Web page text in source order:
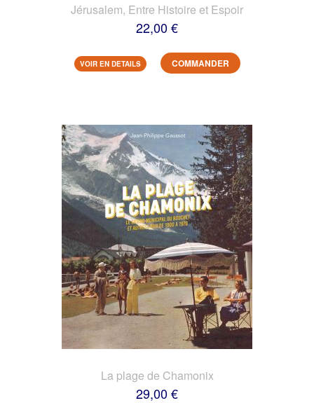
Jérusalem, Entre Histoire et Espoir
22,00 €
VOIR EN DETAILS COMMANDER
La plage de Chamonix
29,00 €